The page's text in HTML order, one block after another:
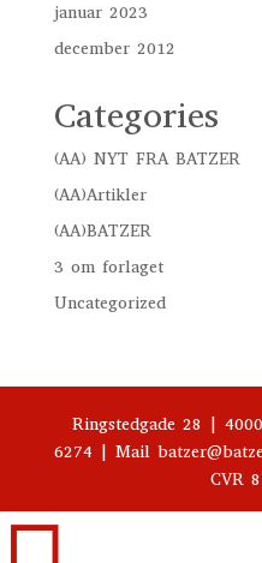
januar 2023
december 2012
Categories
(AA) NYT FRA BATZER
(AA)Artikler
(AA)BATZER
3 om forlaget
Uncategorized
Ringstedgade 28 |
6274 | Mail
CVR